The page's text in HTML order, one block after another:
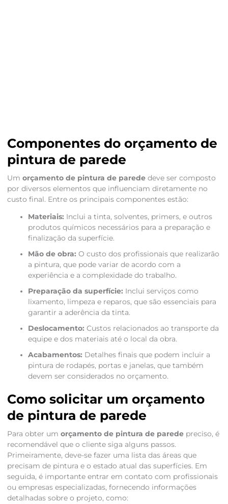
Componentes do orçamento de
pintura de parede
Um orçamento de pintura de parededeve ser composto
por diversos elementos que influenciam diretamente no
custo final. Entre os principais componentes estão:
Materiais: Inclui a tinta, solventes, primers, e outros
produtos químicos necessários para a preparação e
finalização da superfície.
Mão de obra: O custo dos profissionais que realizarão
a pintura, que pode variar de acordo com a
experiência e a complexidade do trabalho.
Preparação da superfície: Inclui serviços como
lixamento, limpeza e reparos, que são essenciais para
garantir a aderência da tinta.
Deslocamento: Custos relacionados ao transporte da
equipe e dos materiais até o local da obra.
Acabamentos: Detalhes finais que podem incluir a
pintura de rodapés, portas e janelas, que também
devem ser considerados no orçamento.
Como solicitar um orçamento
de pintura de parede
Para obter um orçamento de pintura de paredepreciso, é
recomendável que o cliente siga alguns passos.
Primeiramente, deve-se fazer uma lista das áreas que
precisam de pintura e o estado atual das superfícies. Em
seguida, é importante entrar em contato com profissionais
ou empresas especializadas, fornecendo informações
detalhadas sobre o projeto, como: